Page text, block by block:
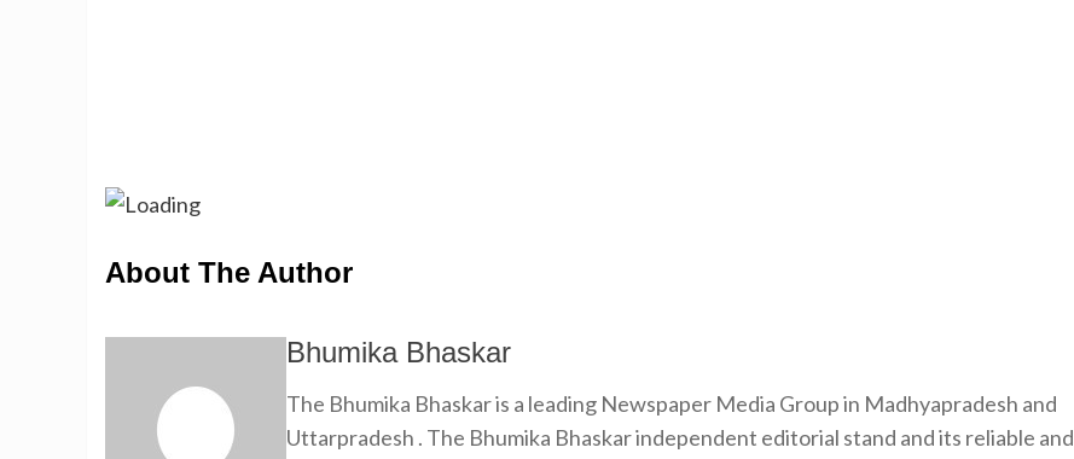
About The Author
Bhumika Bhaskar
The Bhumika Bhaskar is a leading Newspaper Media Group in Madhyapradesh and
Uttarpradesh . The Bhumika Bhaskar independent editorial stand and its reliable and